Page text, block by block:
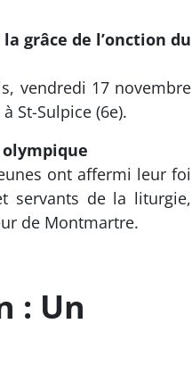
grâce de l’onction du
vendredi 17 novembre
St-Sulpice (6e).
ont affermi leur foi
servants de la liturgie,
de Montmartre.
: Un